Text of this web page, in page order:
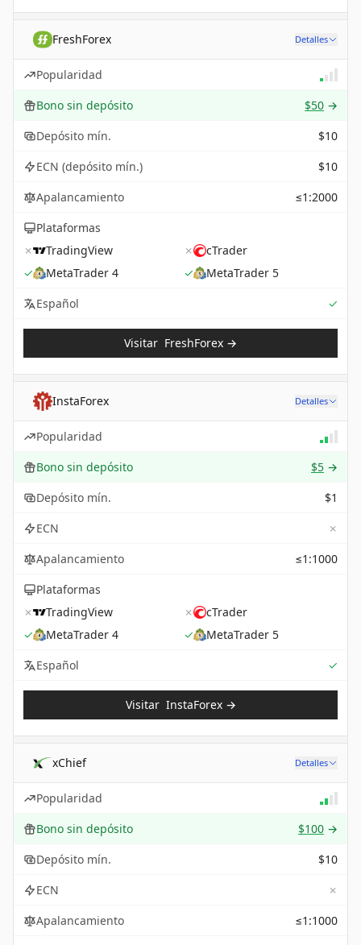
FreshForex Detalles
Popularidad
Bono sin depósito
$50 →
Depósito mín.
$10
ECN (depósito mín.)
$10
Apalancamiento
≤1:2000
Plataformas
✗
TradingView ✗
cTrader
✓
MetaTrader 4 ✓
MetaTrader 5
Español
✓
Visitar FreshForex →
InstaForex Detalles
Popularidad
Bono sin depósito
$5 →
Depósito mín.
$1
ECN
✗
Apalancamiento
≤1:1000
Plataformas
✗
TradingView ✗
cTrader
✓
MetaTrader 4 ✓
MetaTrader 5
Español
✓
Visitar InstaForex→
xChief Detalles
Popularidad
Bono sin depósito
$100 →
Depósito mín.
$10
ECN
✗
Apalancamiento
≤1:1000